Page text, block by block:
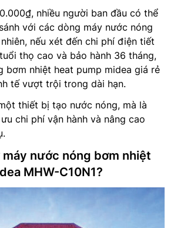
nhiều người ban đầu có thể
với các dòng máy nước nóng
nếu xét đến chi phí điện tiết
thọ cao và bảo hành 36 tháng,
bơm nhiệt heat pump midea giá rẻ
tế vượt trội trong dài hạn.
thiết bị tạo nước nóng, mà là
chi phí vận hành và nâng cao
nước nóng bơm nhiệt
MHW-C10N1?